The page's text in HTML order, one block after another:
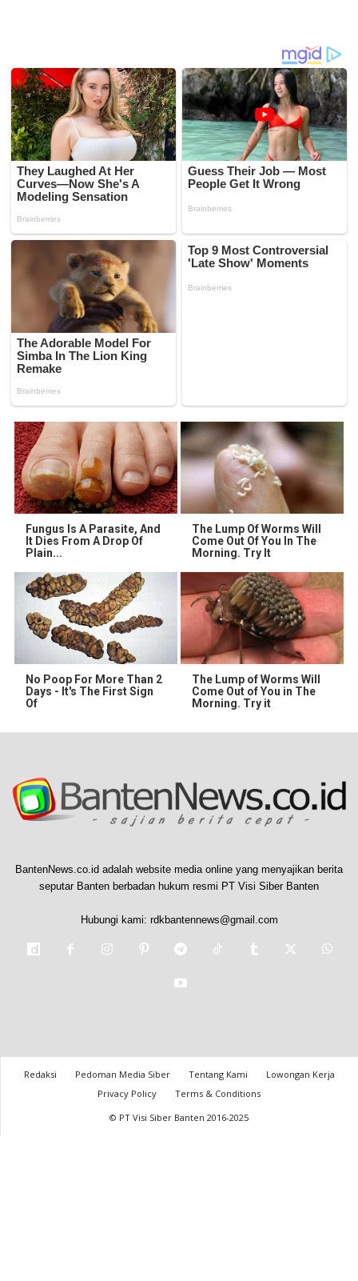
Fungus Is A Parasite, And
It Dies From A Drop Of
Plain...
The Lump Of Worms Will
Come Out Of You In The
Morning. Try It
No Poop For More Than 2
Days - It's The First Sign
Of
The Lump of Worms Will
Come Out of You in The
Morning. Try it
BantenNews.co.id adalah website media online yang menyajikan berita
seputar Banten berbadan hukum resmi PT Visi Siber Banten
Hubungi kami: rdkbantennews@gmail.com
Redaksi Pedoman Media Siber Tentang Kami
Lowongan Kerja
Privacy Policy
Terms & Conditions
© PT Visi Siber Banten 2016-2025